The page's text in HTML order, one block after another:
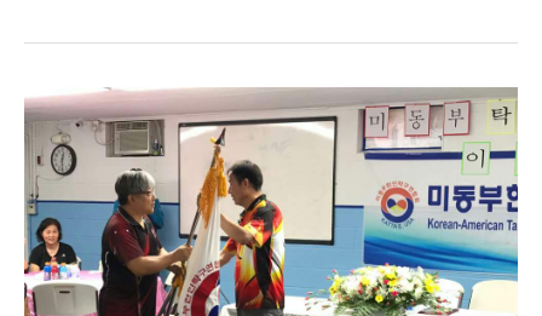
미
동
부
한
인
탁
구
연